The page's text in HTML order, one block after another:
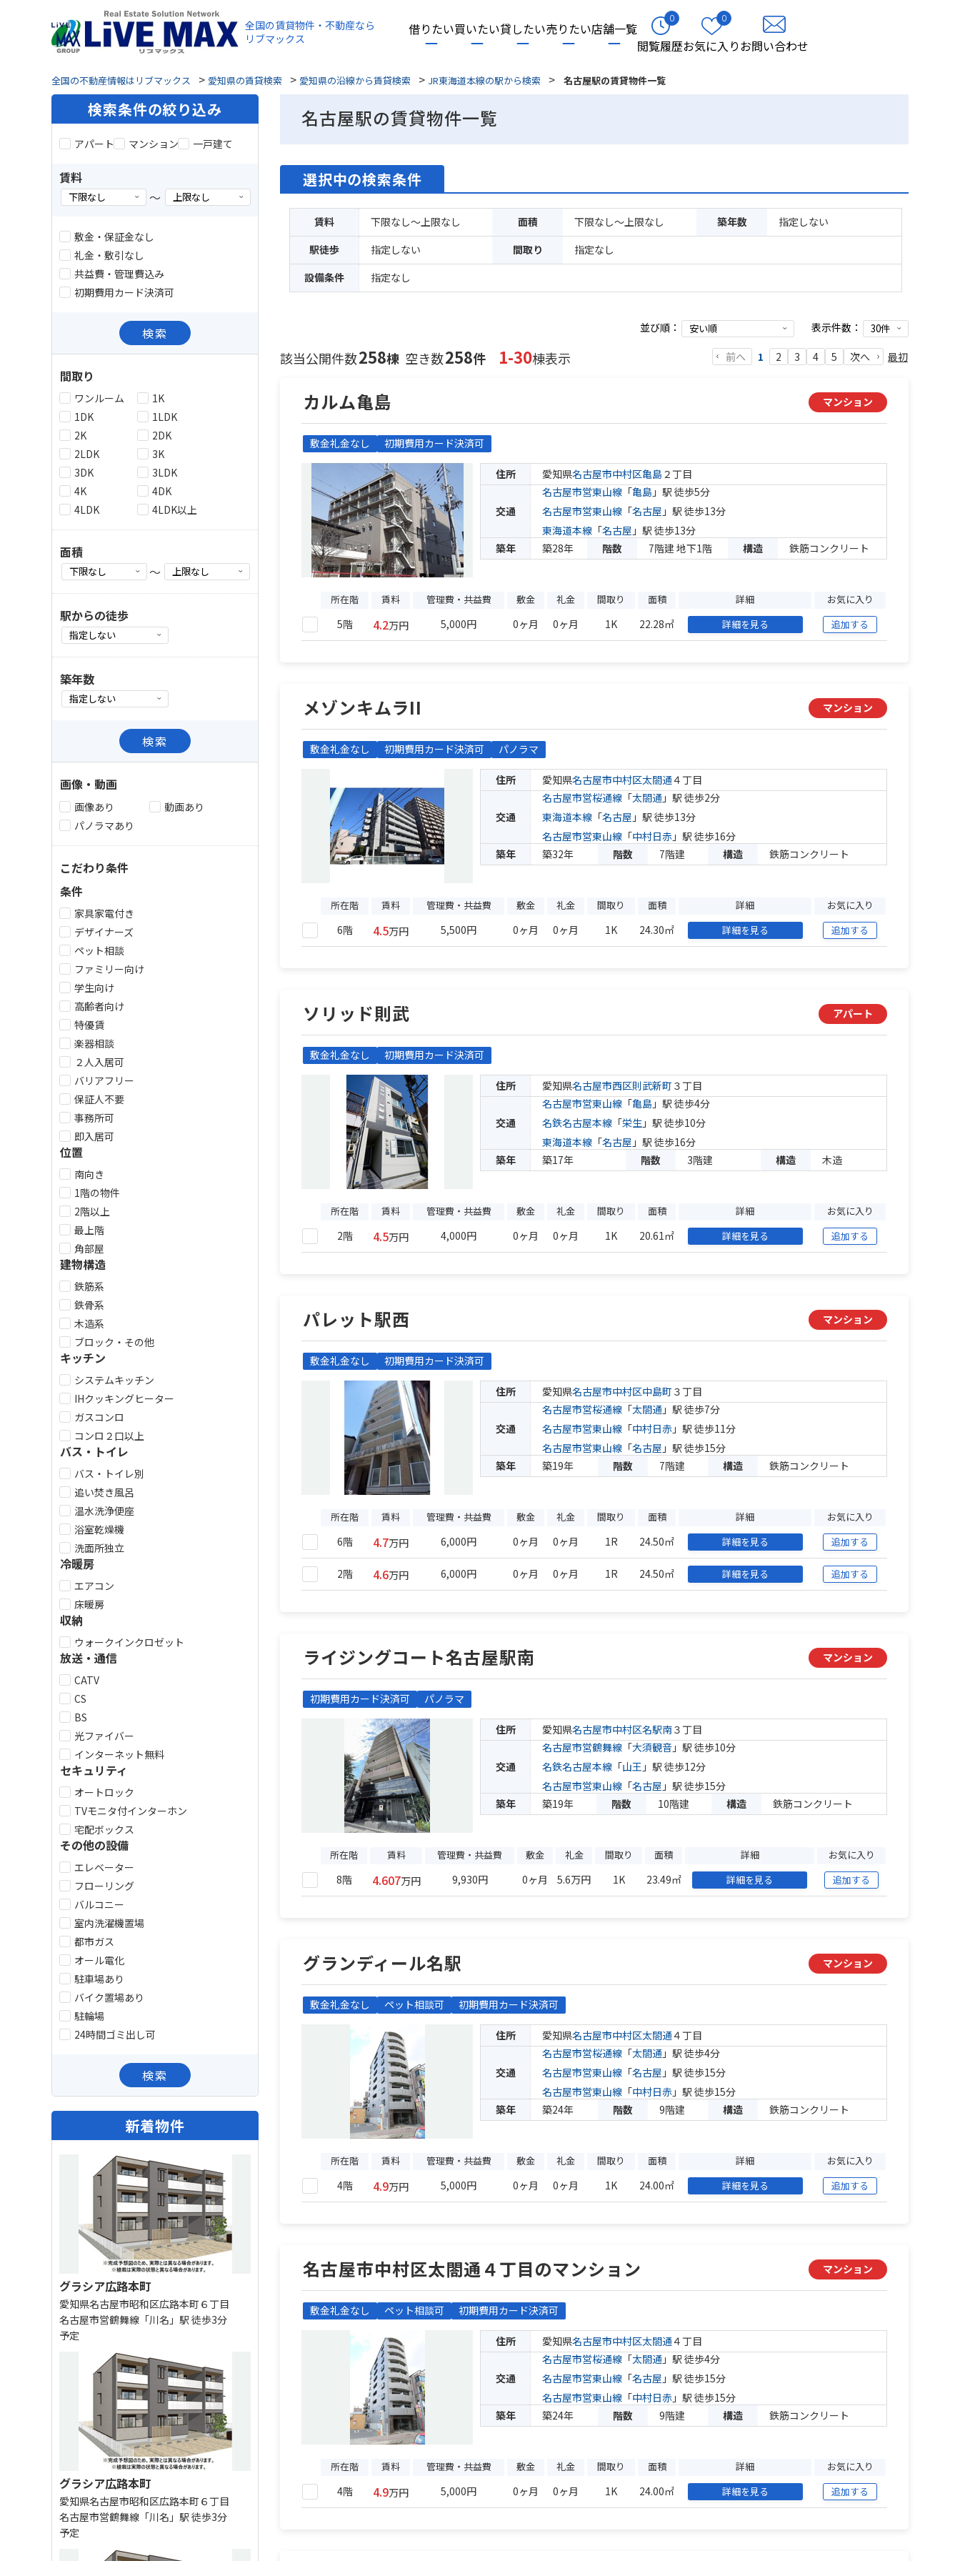
全国の賃貸物件・不動産なら
リブマックス
借りたい買いたい貸したい売りたい店舗一覧
0
閲覧履歴
0
お気に入りお問い合わせ
全国の不動産情報はリブマックス > 愛知県の賃貸検索 > 愛知県の沿線から賃貸検索 > JR東海道本線の駅から検索 > 名古屋駅の賃貸物件一覧
名古屋駅の賃貸物件一覧
選択中の検索条件
賃料 下限なし～上限なし 面積 下限なし～上限なし 築年数
指定しない
駅徒歩
指定しない 間取り
指定なし
設備条件
指定なし
並び順： 表示件数：
該当公開件数258棟 空き数258件 1-30棟表示 前へ 1 2 3 4 5 次へ 最初
カルム亀島 マンション
敷金礼金なし 初期費用カード決済可
住所 愛知県名古屋市中村区亀島２丁目
交通
名古屋市営東山線 「亀島 」駅 徒歩5分
名古屋市営東山線 「名古屋 」駅 徒歩13分
東海道本線 「名古屋 」駅 徒歩13分
築年
築28年 階数 7階建 地下1階 構造 鉄筋コンクリート
所在階 賃料 管理費・共益費 敷金 礼金 間取り 面積 詳細 お気に入り
5階 4.2万円 5,000円 0ヶ月 0ヶ月 1K 22.28㎡ 詳細を見る 追加する
メゾンキムラII マンション
敷金礼金なし 初期費用カード決済可 パノラマ
住所 愛知県名古屋市中村区太閤通４丁目
交通
名古屋市営桜通線 「太閤通 」駅 徒歩2分
東海道本線 「名古屋 」駅 徒歩13分
名古屋市営東山線 「中村日赤 」駅 徒歩16分
築年
築32年 階数 7階建 構造 鉄筋コンクリート
所在階 賃料 管理費・共益費 敷金 礼金 間取り 面積 詳細 お気に入り
6階 4.5万円 5,500円 0ヶ月 0ヶ月 1K 24.30㎡ 詳細を見る 追加する
ソリッド則武 アパート
敷金礼金なし 初期費用カード決済可
住所 愛知県名古屋市西区則武新町 ３丁目
交通
名古屋市営東山線 「亀島 」駅 徒歩4分
名鉄名古屋本線 「栄生 」駅 徒歩10分
東海道本線 「名古屋 」駅 徒歩16分
築年
築17年 階数 3階建 構造 木造
所在階 賃料 管理費・共益費 敷金 礼金 間取り 面積 詳細 お気に入り
2階 4.5万円 4,000円 0ヶ月 0ヶ月 1K 20.61㎡ 詳細を見る 追加する
パレット駅西 マンション
敷金礼金なし 初期費用カード決済可
住所 愛知県名古屋市中村区中島町 ３丁目
交通
名古屋市営桜通線 「太閤通 」駅 徒歩7分
名古屋市営東山線 「中村日赤 」駅 徒歩11分
名古屋市営東山線 「名古屋 」駅 徒歩15分
築年
築19年 階数 7階建 構造 鉄筋コンクリート
所在階 賃料 管理費・共益費 敷金 礼金 間取り 面積 詳細 お気に入り
6階 4.7万円 6,000円 0ヶ月 0ヶ月 1R 24.50㎡ 詳細を見る 追加する
2階 4.6万円 6,000円 0ヶ月 0ヶ月 1R 24.50㎡ 詳細を見る 追加する
ライジングコート名古屋駅南 マンション
初期費用カード決済可 パノラマ
住所 愛知県名古屋市中村区名駅南３丁目
交通
名古屋市営鶴舞線 「大須観音 」駅 徒歩10分
名鉄名古屋本線 「山王 」駅 徒歩12分
名古屋市営東山線 「名古屋 」駅 徒歩15分
築年
築19年 階数 10階建 構造 鉄筋コンクリート
所在階 賃料 管理費・共益費 敷金 礼金 間取り 面積 詳細 お気に入り
8階 4.607万円 9,930円 0ヶ月 5.6万円 1K 23.49㎡ 詳細を見る 追加する
グランディール名駅 マンション
敷金礼金なし ペット相談可 初期費用カード決済可
住所 愛知県名古屋市中村区太閤通４丁目
交通
名古屋市営桜通線 「太閤通 」駅 徒歩4分
名古屋市営東山線 「名古屋 」駅 徒歩15分
名古屋市営東山線 「中村日赤 」駅 徒歩15分
築年
築24年 階数 9階建 構造 鉄筋コンクリート
所在階 賃料 管理費・共益費 敷金 礼金 間取り 面積 詳細 お気に入り
4階 4.9万円 5,000円 0ヶ月 0ヶ月 1K 24.00㎡ 詳細を見る 追加する
名古屋市中村区太閤通４丁目のマンション マンション
敷金礼金なし ペット相談可 初期費用カード決済可
住所 愛知県名古屋市中村区太閤通４丁目
交通
名古屋市営桜通線 「太閤通 」駅 徒歩4分
名古屋市営東山線 「名古屋 」駅 徒歩15分
名古屋市営東山線 「中村日赤 」駅 徒歩15分
築年
築24年 階数 9階建 構造 鉄筋コンクリート
所在階 賃料 管理費・共益費 敷金 礼金 間取り 面積 詳細 お気に入り
4階 4.9万円 5,000円 0ヶ月 0ヶ月 1K 24.00㎡ 詳細を見る 追加する
検索条件の絞り込み
アパート マンション 一戸建て
賃料
～
敷金・保証金なし
礼金・敷引なし
共益費・管理費込み
初期費用カード決済可
検索
間取り
ワンルーム
1K
1DK
1LDK
2K
2DK
2LDK
3K
3DK
3LDK
4K
4DK
4LDK
4LDK以上
面積
～
駅からの徒歩
築年数
検索
画像・動画
画像あり
動画あり
パノラマあり
こだわり条件
条件
家具家電付き
デザイナーズ
ペット相談
ファミリー向け
学生向け
高齢者向け
特優賃
楽器相談
２人入居可
バリアフリー
保証人不要
事務所可
即入居可
位置
南向き
1階の物件
2階以上
最上階
角部屋
建物構造
鉄筋系
鉄骨系
木造系
ブロック・その他
キッチン
システムキッチン
IHクッキングヒーター
ガスコンロ
コンロ２口以上
バス・トイレ
バス・トイレ別
追い焚き風呂
温水洗浄便座
浴室乾燥機
洗面所独立
冷暖房
エアコン
床暖房
収納
ウォークインクロゼット
放送・通信
CATV
CS
BS
光ファイバー
インターネット無料
セキュリティ
オートロック
TVモニタ付インターホン
宅配ボックス
その他の設備
エレベーター
フローリング
バルコニー
室内洗濯機置場
都市ガス
オール電化
駐車場あり
バイク置場あり
駐輪場
24時間ゴミ出し可
検索
新着物件
グラシア広路本町
愛知県名古屋市昭和区広路本町６丁目
名古屋市営鶴舞線「川名」駅 徒歩3分
予定
グラシア広路本町
愛知県名古屋市昭和区広路本町６丁目
名古屋市営鶴舞線「川名」駅 徒歩3分
予定